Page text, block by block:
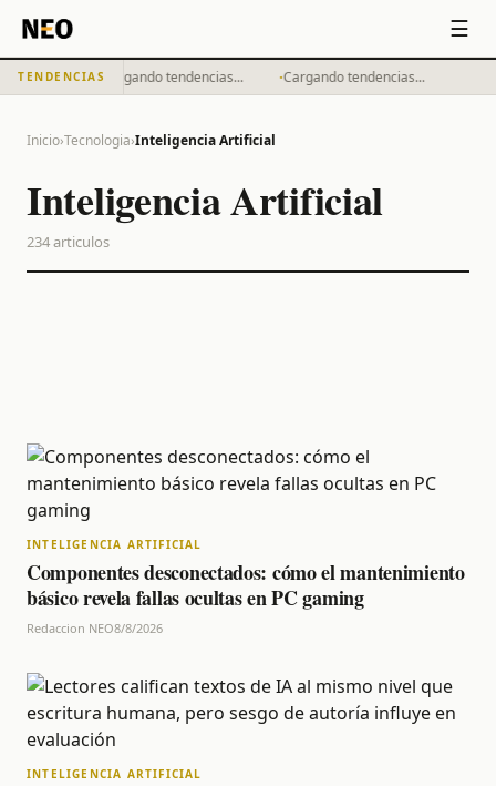
☰
TENDENCIAS
·Cargando tendencias... ·Cargando tendencias...
Inicio›Tecnologia›Inteligencia Artificial
Inteligencia Artificial
234articulos
INTELIGENCIA ARTIFICIAL
Componentes desconectados: cómo el mantenimiento
básico revela fallas ocultas en PC gaming
Redaccion NEO8/8/2026
INTELIGENCIA ARTIFICIAL